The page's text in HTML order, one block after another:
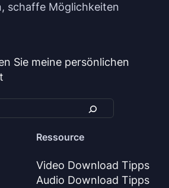
schaffe Möglichkeiten
Sie meine persönlichen
Ressource
Video Download Tipps
Audio Download Tipps